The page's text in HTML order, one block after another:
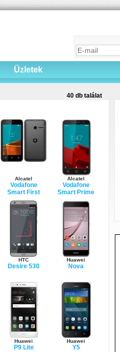
Üzletek
40 db találat
Alcatel
Vodafone
Smart First
Alcatel
Vodafone
Smart Prime
HTC
Desire 530
Huawei
Nova
Huawei
P9 Lite
Huawei
Y5